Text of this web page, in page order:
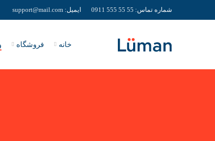
شماره تماس: 55 55 555 0911 ایمیل: support@mail.com
خانه فروشگاه